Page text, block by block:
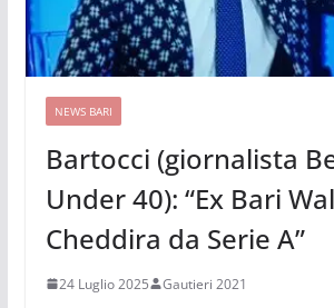
NEWS BARI
Bartocci (giornalista
Under 40): “Ex Bari
Cheddira da Serie A”
24 Luglio 2025 Gautieri 2021